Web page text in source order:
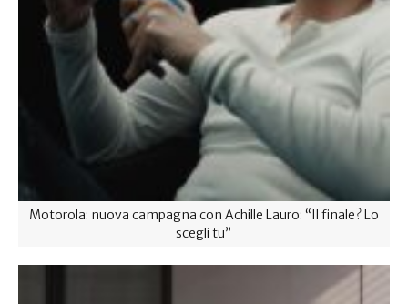
Motorola: nuova campagna con Achille Lauro: “Il finale? Lo
scegli tu”